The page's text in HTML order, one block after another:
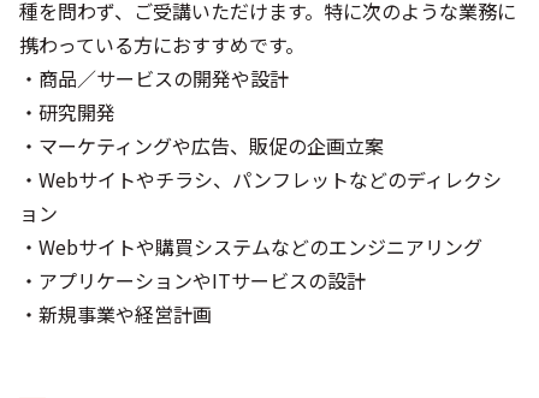
種を問わず、ご受講いただけます。特に次のような業務に
携わっている方におすすめです。
・商品／サービスの開発や設計
・研究開発
・マーケティングや広告、販促の企画立案
・Webサイトやチラシ、パンフレットなどのディレクシ
ョン
・Webサイトや購買システムなどのエンジニアリング
・アプリケーションやITサービスの設計
・新規事業や経営計画